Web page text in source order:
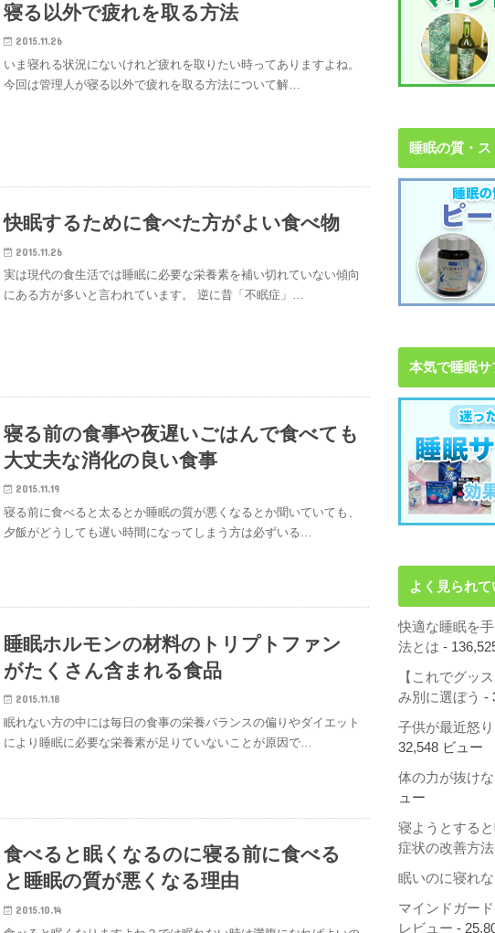
寝る以外で疲れを取る方法
2015.11.26
いま寝れる状況にないけれど疲れを取りたい時ってありますよね。
今回は管理人が寝る以外で疲れを取る方法について解…
快眠するために食べた方がよい食べ物
2015.11.26
実は現代の食生活では睡眠に必要な栄養素を補い切れていない傾向
にある方が多いと言われています。 逆に昔「不眠症」…
寝る前の食事や夜遅いごはんで食べても
大丈夫な消化の良い食事
2015.11.19
寝る前に食べると太るとか睡眠の質が悪くなるとか聞いていても、
夕飯がどうしても遅い時間になってしまう方は必ずいる…
睡眠ホルモンの材料のトリプトファン
がたくさん含まれる食品
2015.11.18
眠れない方の中には毎日の食事の栄養バランスの偏りやダイエット
により睡眠に必要な栄養素が足りていないことが原因で…
食べると眠くなるのに寝る前に食べる
と睡眠の質が悪くなる理由
2015.10.14
睡眠の質・ス
本気で睡眠
よく見られ
快適な睡眠を
法とは -
【これでグッ
み別に選ぼう -
子供が最近怒
32,548 ビュー
体の力が抜け
ュー
寝ようとする
症状の改善方法
眠いのに寝れ
マインドガー
レビュー -